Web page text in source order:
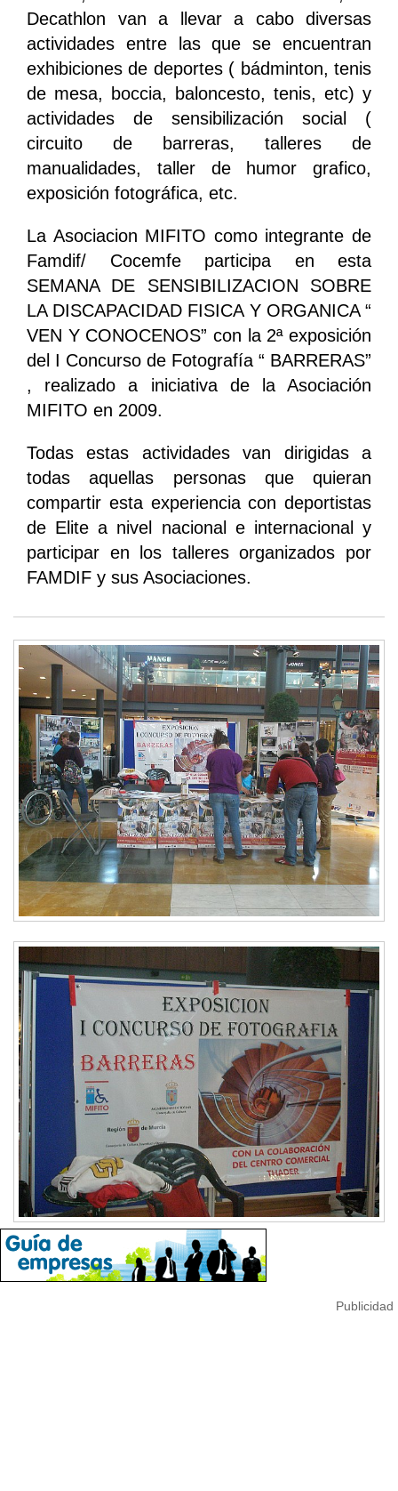
Decathlon van a llevar a cabo diversas
actividades entre las que se encuentran
exhibiciones de deportes ( bádminton, tenis
de mesa, boccia, baloncesto, tenis, etc) y
actividades de sensibilización social (
circuito de barreras, talleres de
manualidades, taller de humor grafico,
exposición fotográfica, etc.
La Asociacion MIFITO como integrante de
Famdif/ Cocemfe participa en esta
SEMANA DE SENSIBILIZACION SOBRE
LA DISCAPACIDAD FISICA Y ORGANICA “
VEN Y CONOCENOS” con la 2ª exposición
del I Concurso de Fotografía “ BARRERAS”
, realizado a iniciativa de la Asociación
MIFITO en 2009.
Todas estas actividades van dirigidas a
todas aquellas personas que quieran
compartir esta experiencia con deportistas
de Elite a nivel nacional e internacional y
participar en los talleres organizados por
FAMDIF y sus Asociaciones.